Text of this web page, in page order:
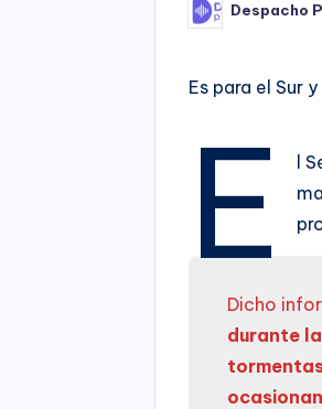
Posted
by
Despacho
Es para el Sur
E
l
Dicho
durante